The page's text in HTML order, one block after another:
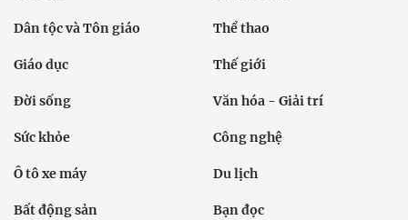
Dân tộc và Tôn giáo Thể thao
Giáo dục Thế giới
Đời sống Văn hóa - Giải trí
Sức khỏe Công nghệ
Ô tô xe máy Du lịch
Bất động sản Bạn đọc